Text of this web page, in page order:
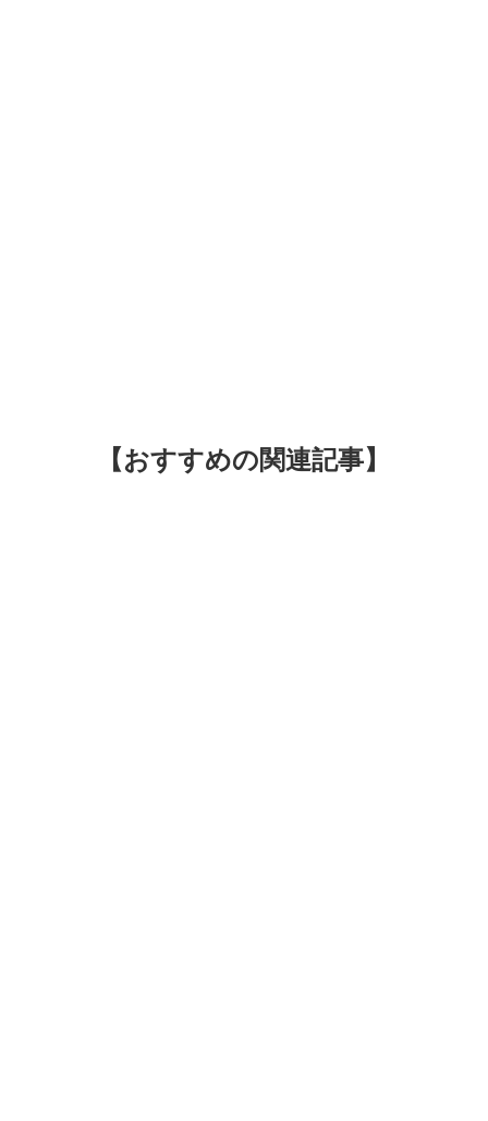
【おすすめの関連記事】